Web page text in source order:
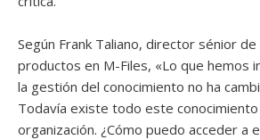
Según Frank Taliano, director sénior
productos en M-Files, «Lo que hemos
la gestión del conocimiento no ha
Todavía existe todo este conocimiento
organización. ¿Cómo puedo acceder a